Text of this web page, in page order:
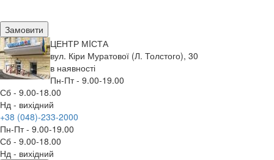
Замовити
ЦЕНТР МIСТА
вул. Кіри Муратової (Л. Толстого), 30
в наявності
Пн-Пт - 9.00-19.00
Сб - 9.00-18.00
Нд - вихідний
+38 (048)-233-2000
Пн-Пт - 9.00-19.00
Сб - 9.00-18.00
Нд - вихідний